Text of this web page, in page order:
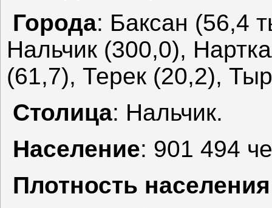
Города: Баксан (56,4
Нальчик (300,0),
(61,7), Терек (20,2),
Столица: Нальчик.
Население: 901 494
Плотность населения